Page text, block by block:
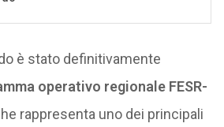
è stato definitivamente
operativo regionale FESR-
rappresenta uno dei principali